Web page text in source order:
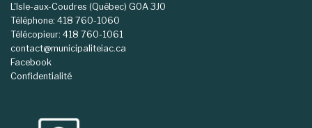
L'Isle-aux-Coudres (Québec) G0A 3J0
Téléphone: 418 760-1060
Télécopieur: 418 760-1061
contact@municipaliteiac.ca
Facebook
Confidentialité